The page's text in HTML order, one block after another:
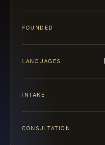
FOUNDED
LANGUAGES
INTAKE
CONSULTATION